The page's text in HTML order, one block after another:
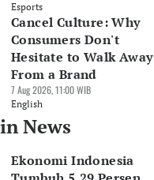
Esports
Cancel Culture: Why
Consumers Don't
Hesitate to Walk Away
From a Brand
7 Aug 2026, 11:00 WIB
English
News
Ekonomi Indonesia